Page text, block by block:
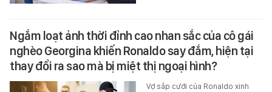
Ngắm loạt ảnh thời đỉnh cao nhan sắc của cô gái
nghèo Georgina khiến Ronaldo say đắm, hiện tại
thay đổi ra sao mà bị miệt thị ngoại hình?
Vợ sắp cưới của Ronaldo xinh